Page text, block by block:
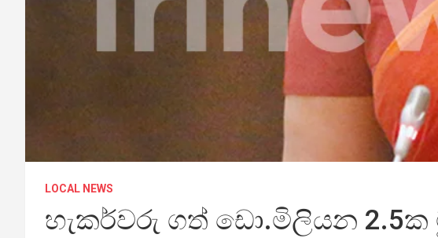
LOCAL NEWS
හැකර්වරු ගත් ඩො.මිලියන 2.5ක